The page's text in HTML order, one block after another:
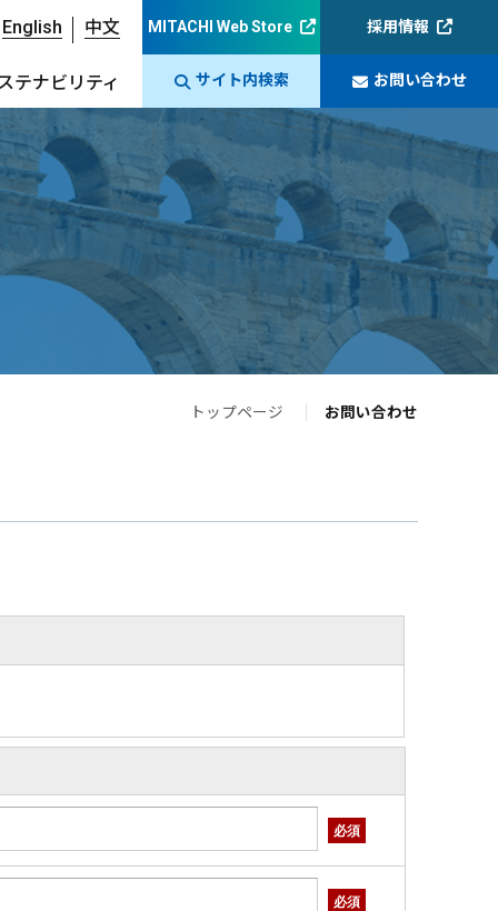
English 中文
テナビリティ
MITACHI Web Store 採用情報
サイト内検索 お問い合わせ
トップページ お問い合わせ
必須
必須